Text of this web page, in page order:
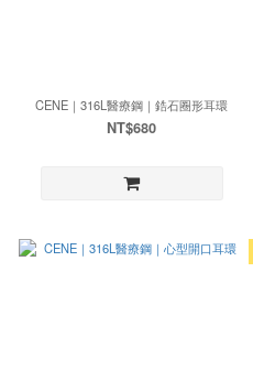
CENE｜316L醫療鋼｜鋯石圈形耳環
NT$680